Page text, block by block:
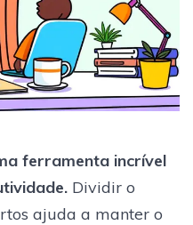
ferramenta incrível
Dividir o
ajuda a manter o